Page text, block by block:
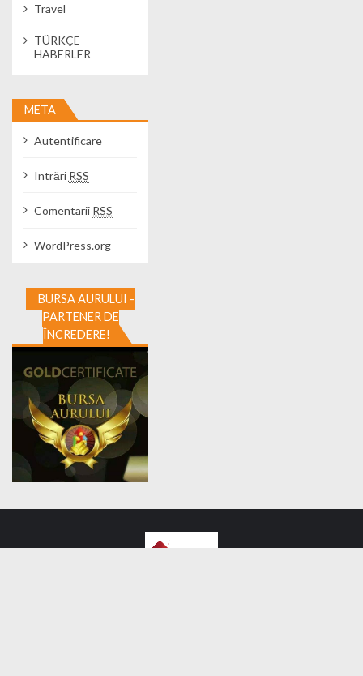
Travel
TÜRKÇE
HABERLER
META
Autentificare
Intrări RSS
Comentarii RSS
WordPress.org
BURSA AURULUI -
PARTENER DE
ÎNCREDERE!